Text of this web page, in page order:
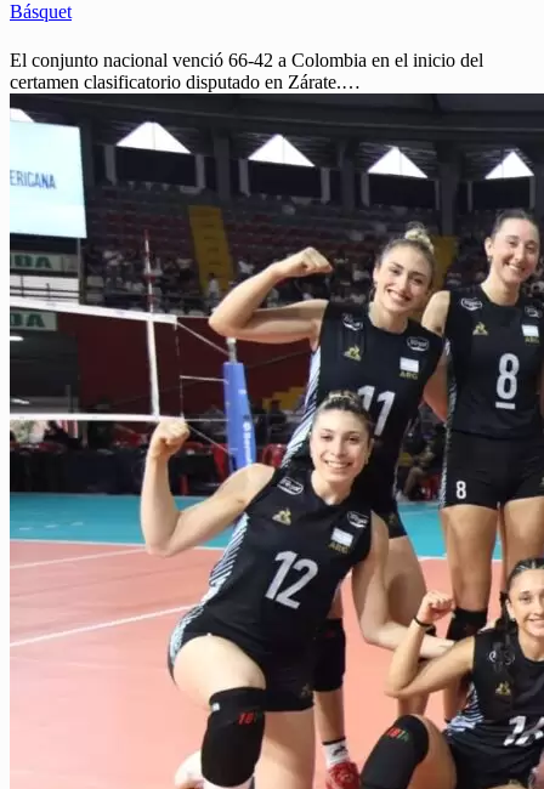
Básquet
El conjunto nacional venció 66-42 a Colombia en el inicio del
certamen clasificatorio disputado en Zárate.…